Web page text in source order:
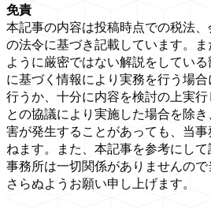
免責
本記事の内容は投稿時点での税法
の法令に基づき記載しています。
ように厳密ではない解説をしてい
に基づく情報により実務を行う場
行うか、十分に内容を検討の上実
との協議により実施した場合を除
害が発生することがあっても、当
ねます。また、本記事を参考にし
事務所は一切関係がありませんの
さらぬようお願い申し上げます。